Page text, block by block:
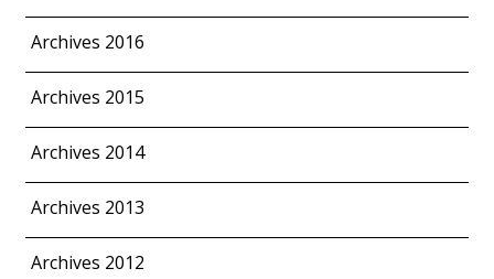
Archives 2016
Archives 2015
Archives 2014
Archives 2013
Archives 2012